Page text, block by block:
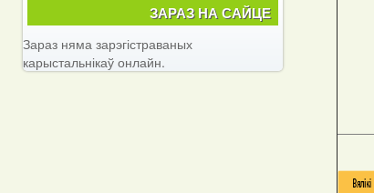
ЗАРАЗ НА САЙЦЕ
Зараз няма зарэгістраваных
карыстальнікаў онлайн.